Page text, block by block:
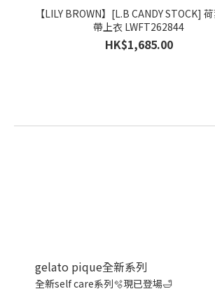
【LILY BROWN】[L.B CANDY STOCK]
帶上衣 LWFT262844
HK$1,685.00
gelato pique全新系列
全新self care系列🫧現已登場🛁